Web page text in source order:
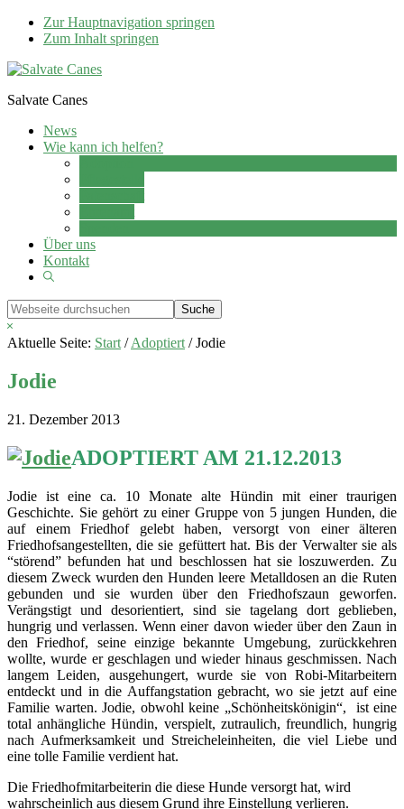
Zur Hauptnavigation springen
Zum Inhalt springen
Salvate Canes
News
Wie kann ich helfen?
Über uns
Kontakt
Show
Webseite
durchsuchen
Hide
Search
Aktuelle Seite: Start / Adoptiert /Jodie
Jodie
21. Dezember 2013
ADOPTIERT AM 21.12.2013
Jodie ist eine ca. 10 Monate alte Hündin mit einer traurigen
Geschichte. Sie gehört zu einer Gruppe von 5 jungen Hunden, die
auf einem Friedhof gelebt haben, versorgt von einer älteren
Friedhofsangestellten, die sie gefüttert hat. Bis der Verwalter sie als
“störend” befunden hat und beschlossen hat sie loszuwerden. Zu
diesem Zweck wurden den Hunden leere Metalldosen an die Ruten
gebunden und sie wurden über den Friedhofszaun geworfen.
Verängstigt und desorientiert, sind sie tagelang dort geblieben,
hungrig und verlassen. Wenn einer davon wieder über den Zaun in
den Friedhof, seine einzige bekannte Umgebung, zurückkehren
wollte, wurde er geschlagen und wieder hinaus geschmissen. Nach
langem Leiden, ausgehungert, wurde sie von Robi-Mitarbeitern
entdeckt und in die Auffangstation gebracht, wo sie jetzt auf eine
Familie warten. Jodie, obwohl keine „Schönheitskönigin“, ist eine
total anhängliche Hündin, verspielt, zutraulich, freundlich, hungrig
nach Aufmerksamkeit und Streicheleinheiten, die viel Liebe und
eine tolle Familie verdient hat.
Die Friedhofmitarbeiterin die diese Hunde versorgt hat, wird
wahrscheinlich aus diesem Grund ihre Einstellung verlieren.